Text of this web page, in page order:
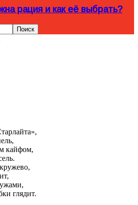
рация и как её выбрать?
кайфом,
глядит.